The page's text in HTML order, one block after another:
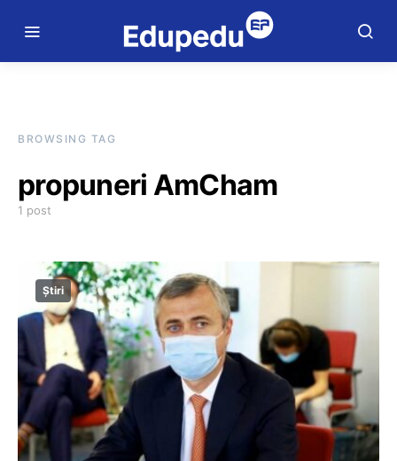
BROWSING TAG
propuneri AmCham
1 post
Știri